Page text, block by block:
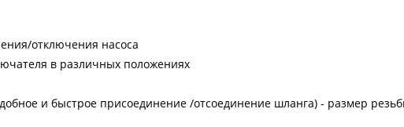
отключения наcоса
в различных положениях
и быстрое присоединение /отсоединение шланга) - размер